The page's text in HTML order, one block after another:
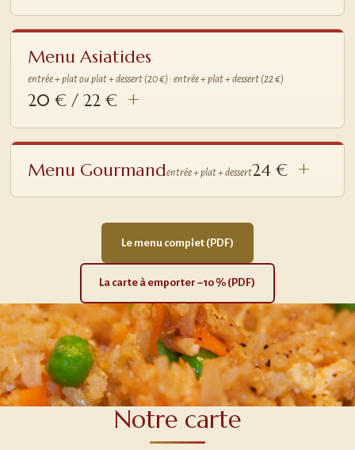
Menu Asiatides
entrée + plat ou plat + dessert (20 €) · entrée + plat + dessert (22 €)
20 € / 22 €
Menu Gourmandentrée + plat + dessert24 €
Le menu complet (PDF)
La carte à emporter −10 % (PDF)
Notre carte